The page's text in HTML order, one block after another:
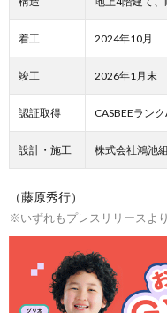
着工 2024年10月
竣工 2026年1月末
認証取得 CASBEEラン
設計・施工 株式会社鴻池組
（藤原秀行）
※いずれもプレスリリースよ